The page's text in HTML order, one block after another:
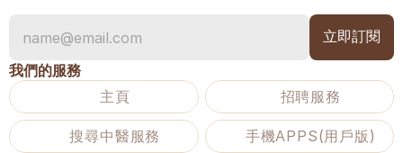
我們的服務
主頁
招聘服務
搜尋中醫服務 手機APPS(用戶版)